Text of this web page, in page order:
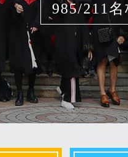
985/211名